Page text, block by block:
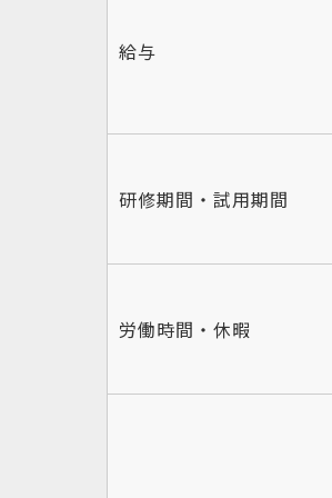
給与
研修期間・試用期間
労働時間・休暇